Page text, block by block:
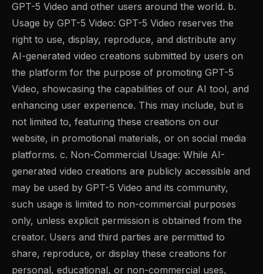
GPT-5 Video and other users around the world. b.
Usage by GPT-5 Video: GPT-5 Video reserves the
right to use, display, reproduce, and distribute any
AI-generated video creations submitted by users on
the platform for the purpose of promoting GPT-5
Video, showcasing the capabilities of our AI tool, and
enhancing user experience. This may include, but is
not limited to, featuring these creations on our
website, in promotional materials, or on social media
platforms. c. Non-Commercial Usage: While AI-
generated video creations are publicly accessible and
may be used by GPT-5 Video and its community,
such usage is limited to non-commercial purposes
only, unless explicit permission is obtained from the
creator. Users and third parties are permitted to
share, reproduce, or display these creations for
personal, educational, or non-commercial uses,